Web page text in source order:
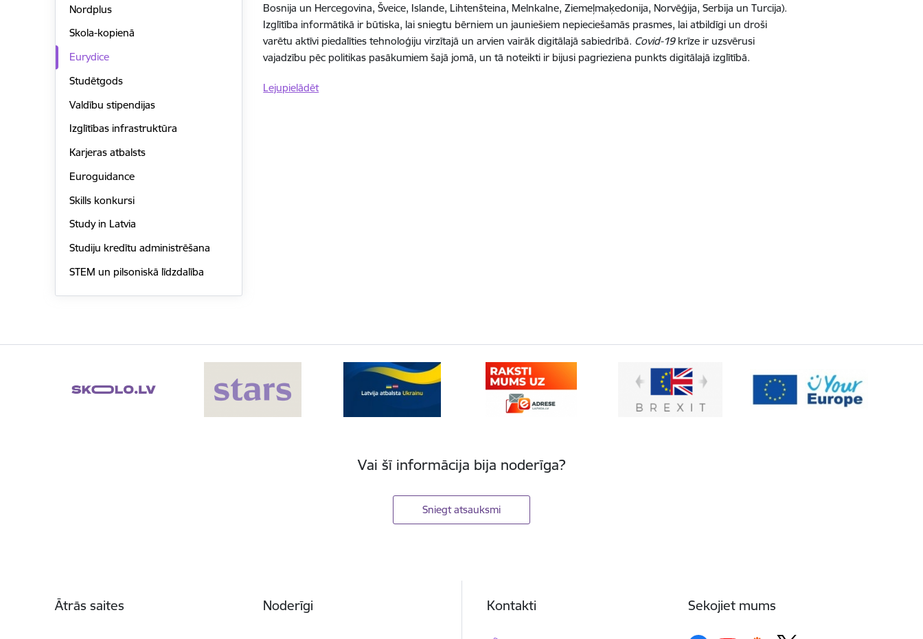
Nordplus
Skola-kopienā
Eurydice
Studētgods
Valdību stipendijas
Izglītības infrastruktūra
Karjeras atbalsts
Euroguidance
Skills konkursi
Study in Latvia
Studiju kredītu administrēšana
STEM un pilsoniskā līdzdalība
Bosnija un Hercegovina, Šveice, Islande, Lihtenšteina, Melnkalne, Ziemeļmaķedonija, Norvēģija, Serbija un Turcija).
Izglītība informātikā ir būtiska, lai sniegtu bērniem un jauniešiem nepieciešamās prasmes, lai atbildīgi un droši
varētu aktīvi piedalīties tehnoloģiju virzītajā un arvien vairāk digitālajā sabiedrībā. Covid-19krīze ir uzsvērusi
vajadzību pēc politikas pasākumiem šajā jomā, un tā noteikti ir bijusi pagrieziena punkts digitālajā izglītībā.
Lejupielādēt
Vai šī informācija bija noderīga?
Sniegt atsauksmi
Ātrās saites Noderīgi Kontakti Sekojiet mums